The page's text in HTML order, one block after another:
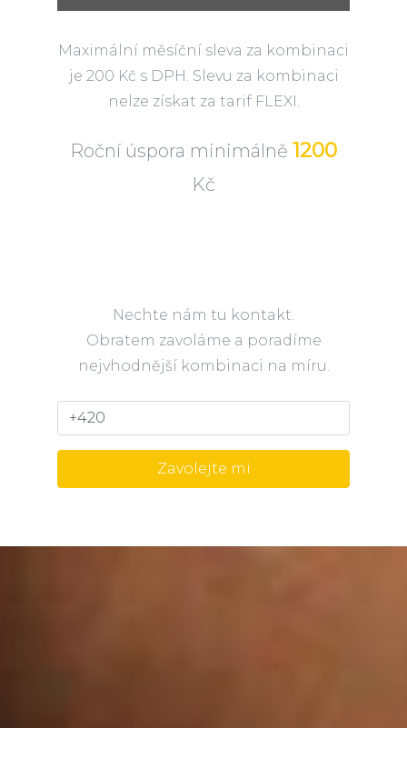
Maximální měsíční sleva za kombinaci
je 200 Kč s DPH. Slevu za kombinaci
nelze získat za tarif FLEXI.
Roční úspora minimálně 1200
Kč
Nechte nám tu kontakt.
Obratem zavoláme a poradíme
nejvhodnější kombinaci na míru.